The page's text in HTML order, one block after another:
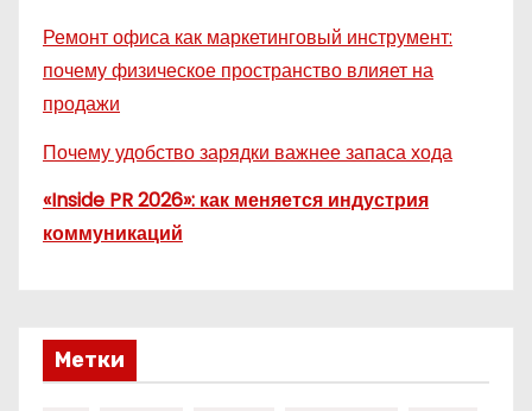
Ремонт офиса как маркетинговый инструмент:
почему физическое пространство влияет на
продажи
Почему удобство зарядки важнее запаса хода
«Inside PR 2026»: как меняется индустрия
коммуникаций
Метки